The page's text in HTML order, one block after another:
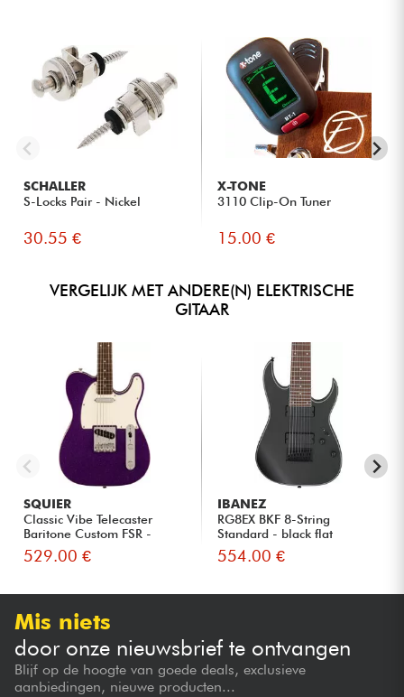
SCHALLER
S-Locks Pair - Nickel
30.55 €
X-TONE
3110 Clip-On Tuner
15.00 €
VERGELIJK MET ANDERE(N) ELEKTRISCHE
GITAAR
SQUIER
Classic Vibe Telecaster
Baritone Custom FSR -
Purp...
529.00 €
IBANEZ
RG8EX BKF 8-String
Standard - black flat
554.00 €
Mis niets
door onze nieuwsbrief te ontvangen
Blijf op de hoogte van goede deals, exclusieve
aanbiedingen, nieuwe producten...